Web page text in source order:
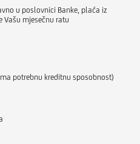
u poslovnici Banke, plaća iz
Vašu mjesečnu ratu
potrebnu kreditnu sposobnost)